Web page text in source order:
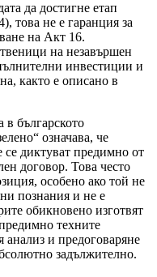
да достигне етап
това не е гаранция за
на Акт 16.
на незавършен
инвестиции и
както е описано в
в българското
означава, че
се диктуват предимно от
договор. Това често
особено ако той не
познания и не е
обикновено изготвят
техните
анализ и предоговаряне
задължително.